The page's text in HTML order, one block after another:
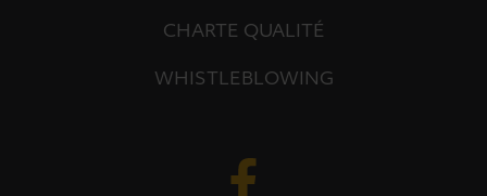
CHARTE QUALITÉ
WHISTLEBLOWING